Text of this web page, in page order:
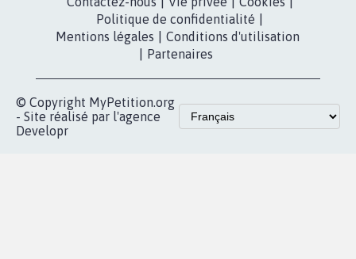
Politique de confidentialité
Mentions légales
Conditions d'utilisation
Partenaires
© Copyright MyPetition.org
- Site réalisé par l'agence
Developr